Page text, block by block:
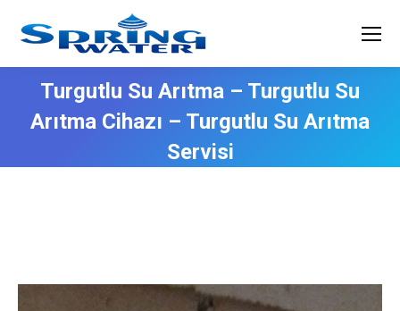
Turgutlu Su Arıtma – Turgutlu Su
Arıtma Cihazı – Turgutlu Su Arıtma
Servisi